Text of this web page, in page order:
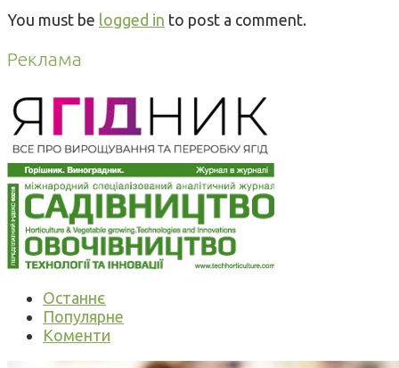
You must be logged in to post a comment.
Реклама
Останнє
Популярне
Коменти